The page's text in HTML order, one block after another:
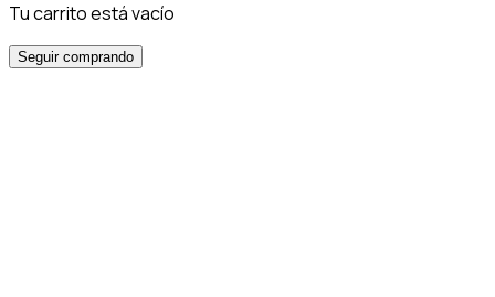
Tu carrito está vacío
Seguir comprando